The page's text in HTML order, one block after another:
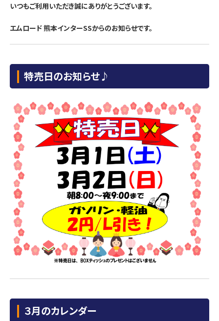
いつもご利用いただき誠にありがとうございます。
エムロード 熊本インターSSからのお知らせです。
特売日のお知らせ♪
３月のカレンダー